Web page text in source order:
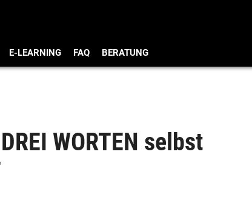
E-LEARNING FAQ BERATUNG
WORTEN selbst